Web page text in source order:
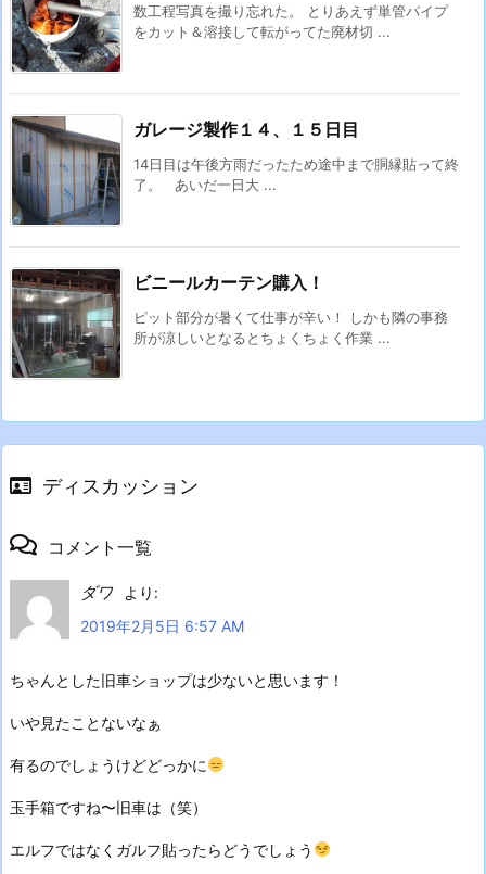
数工程写真を撮り忘れた。 とりあえず単管パイプ
をカット＆溶接して転がってた廃材切 ...
ガレージ製作１４、１５日目
14日目は午後方雨だったため途中まで胴縁貼って終
了。 あいだ一日大 ...
ビニールカーテン購入！
ピット部分が暑くて仕事が辛い！ しかも隣の事務
所が涼しいとなるとちょくちょく作業 ...
ディスカッション
コメント一覧
ダワ
より:
2019年2月5日 6:57 AM
ちゃんとした旧車ショップは少ないと思います！
いや見たことないなぁ
有るのでしょうけどどっかに
玉手箱ですね〜旧車は（笑）
エルフではなくガルフ貼ったらどうでしょう